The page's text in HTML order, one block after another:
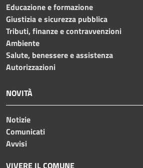
Educazione e formazione
Giustizia e sicurezza pubblica
Tributi, finanze e contravvenzioni
Ambiente
Salute, benessere e assistenza
Autorizzazioni
NOVITÀ
Notizie
Comunicati
Avvisi
VIVERE IL COMUNE